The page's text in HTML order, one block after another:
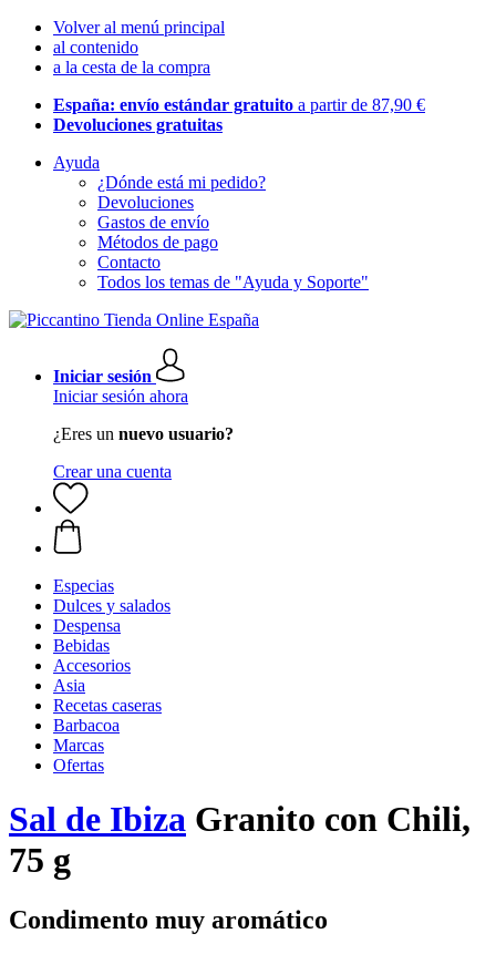
Volver al menú principal
al contenido
a la cesta de la compra
España: envío estándar gratuito a partir de 87,90 €
Devoluciones gratuitas
Ayuda
¿Dónde está mi pedido?
Devoluciones
Gastos de envío
Métodos de pago
Contacto
Todos los temas de "Ayuda y Soporte"
Iniciar sesión
Iniciar sesión ahora
¿Eres un nuevo usuario?
Crear una cuenta
Especias
Dulces y salados
Despensa
Bebidas
Accesorios
Asia
Recetas caseras
Barbacoa
Marcas
Ofertas
Sal de Ibiza Granito con Chili,
75 g
Condimento muy aromático